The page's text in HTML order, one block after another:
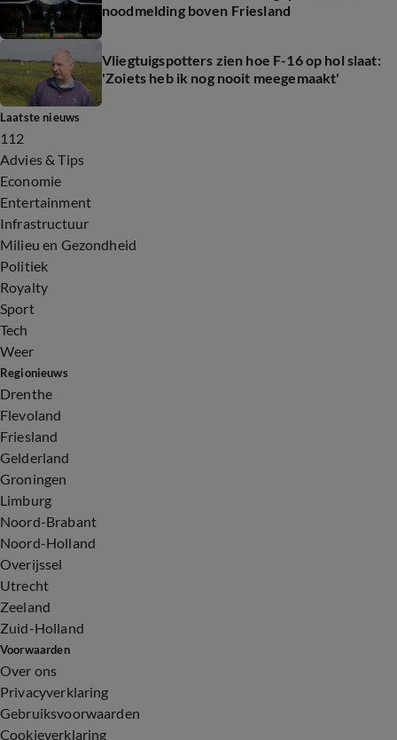
noodmelding boven Friesland
Vliegtuigspotters zien hoe F-16 op hol slaat:
'Zoiets heb ik nog nooit meegemaakt'
Laatste nieuws
112
Advies & Tips
Economie
Entertainment
Infrastructuur
Milieu en Gezondheid
Politiek
Royalty
Sport
Tech
Weer
Regionieuws
Drenthe
Flevoland
Friesland
Gelderland
Groningen
Limburg
Noord-Brabant
Noord-Holland
Overijssel
Utrecht
Zeeland
Zuid-Holland
Voorwaarden
Over ons
Privacyverklaring
Gebruiksvoorwaarden
Cookieverklaring